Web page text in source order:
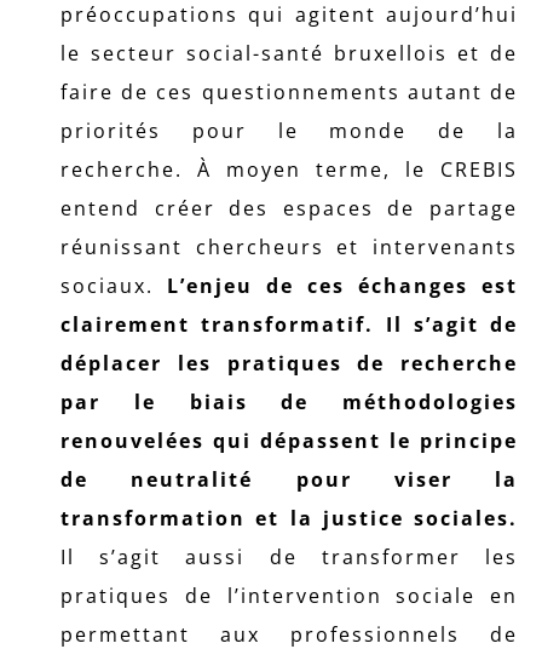
préoccupations qui agitent aujourd’hui
le secteur social-santé bruxellois et de
faire de ces questionnements autant de
priorités pour le monde de la
recherche. À moyen terme, le CREBIS
entend créer des espaces de partage
réunissant chercheurs et intervenants
sociaux.
L’enjeu de ces échanges est
clairement transformatif. Il s’agit de
déplacer les pratiques de recherche
par le biais de méthodologies
renouvelées qui dépassent le principe
de neutralité pour viser la
transformation et la justice sociales.
Il s’agit aussi de transformer les
pratiques de l’intervention sociale en
permettant aux professionnels de